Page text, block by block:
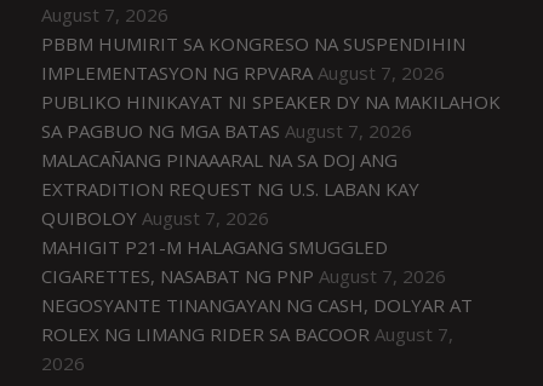
August 7, 2026
PBBM HUMIRIT SA KONGRESO NA SUSPENDIHIN
IMPLEMENTASYON NG RPVARA August 7, 2026
PUBLIKO HINIKAYAT NI SPEAKER DY NA MAKILAHOK
SA PAGBUO NG MGA BATAS August 7, 2026
MALACAÑANG PINAAARAL NA SA DOJ ANG
EXTRADITION REQUEST NG U.S. LABAN KAY
QUIBOLOY August 7, 2026
MAHIGIT P21-M HALAGANG SMUGGLED
CIGARETTES, NASABAT NG PNP August 7, 2026
NEGOSYANTE TINANGAYAN NG CASH, DOLYAR AT
ROLEX NG LIMANG RIDER SA BACOOR August 7,
2026